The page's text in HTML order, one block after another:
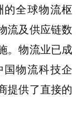
全球物流枢
流及供应链数
。物流业已成
物流科技企
提供了直接的